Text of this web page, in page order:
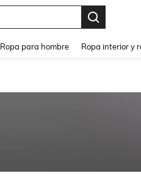
Ropa para hombre Ropa interior y